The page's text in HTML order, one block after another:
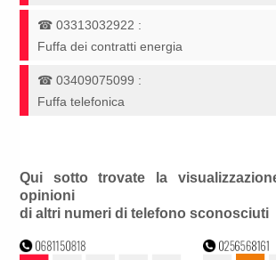
☎03313032922 :
Fuffa dei contratti energia
☎03409075099 :
Fuffa telefonica
Qui sotto trovate la
opinioni
di altri numeri di telefono sconosciuti